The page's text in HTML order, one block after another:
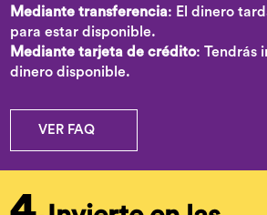
Mediante transferencia: El dinero
para estar disponible.
Mediante tarjeta de crédito: Tendrás
dinero disponible.
VER FAQ